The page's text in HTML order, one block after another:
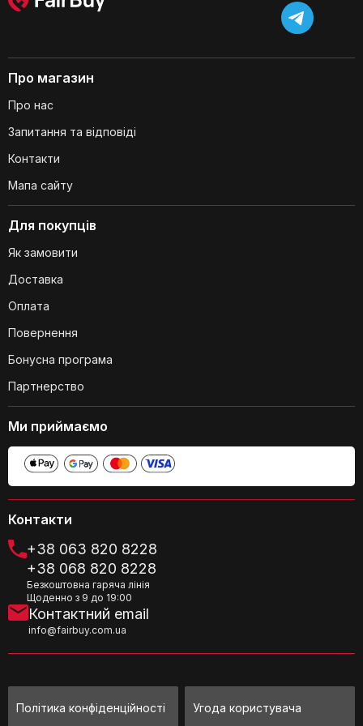
Чи є додаткові кишені для організації
Чи можна носити валізу на плечі?
Для кого призначений цей набір
валіз?
Чи легко чистити валізи?
Яка країна-виробник цих валіз?
подорожей?
Контакти
+38 063 820 8228
+38 068 820 8228
Безкоштовна гаряча лінія
Щоденно з 9 до 19:00
Контактний email
info@fairbuy.com.ua
Для покупців
Як замовити
Доставка
Оплата
Повернення
Бонусна програма
Партнерство
Про магазин
Про нас
Запитання та відповіді
Контакти
Мапа сайту
Ми приймаємо
Політика конфіденційності Угода користувача